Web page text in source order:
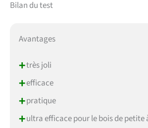
Bilan du test
Avantages
+très joli
+efficace
+pratique
+ultra efficace pour le bois de petite